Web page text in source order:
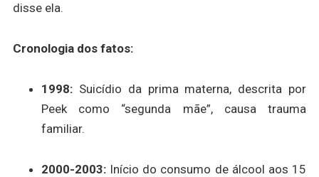
disse ela.
Cronologia dos fatos:
1998:Suicídio da prima materna, descrita por
Peek como “segunda mãe”, causa trauma
familiar.
2000-2003:Início do consumo de álcool aos 15